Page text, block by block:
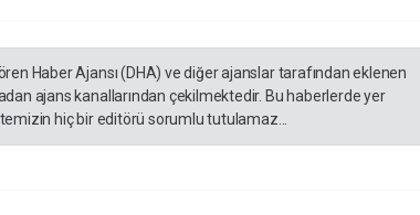
Haber Ajansı (DHA) ve diğer ajanslar tarafından eklenen
ajans kanallarından çekilmektedir. Bu haberlerde yer
hiç bir editörü sorumlu tutulamaz...